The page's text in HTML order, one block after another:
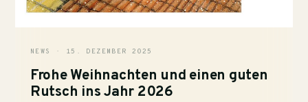
NEWS · 15. DEZEMBER 2025
Frohe Weihnachten und einen guten
Rutsch ins Jahr 2026